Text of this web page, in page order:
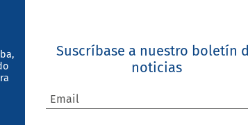
Suscríbase a nuestro boletín
noticias
Email